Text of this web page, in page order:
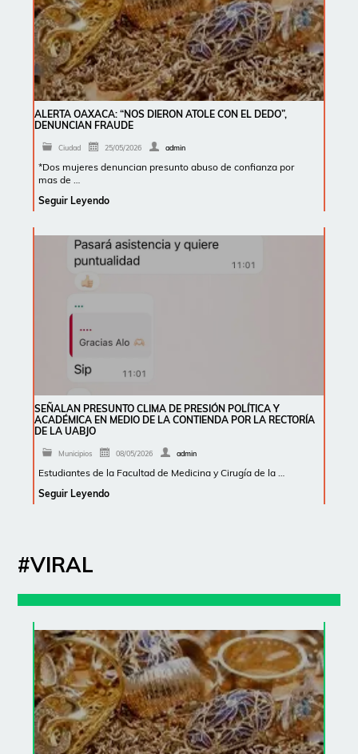
ALERTA OAXACA: “NOS DIERON ATOLE CON EL DEDO”,
DENUNCIAN FRAUDE
Ciudad 25/05/2026 admin
*Dos mujeres denuncian presunto abuso de confianza por
mas de …
Seguir Leyendo
SEÑALAN PRESUNTO CLIMA DE PRESIÓN POLÍTICA Y
ACADÉMICA EN MEDIO DE LA CONTIENDA POR LA RECTORÍA
DE LA UABJO
Municipios 08/05/2026 admin
Estudiantes de la Facultad de Medicina y Cirugía de la …
Seguir Leyendo
#VIRAL